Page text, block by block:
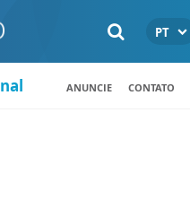
PT
ANUNCIE CONTATO